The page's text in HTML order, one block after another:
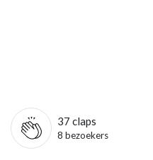
37 claps
8 bezoekers